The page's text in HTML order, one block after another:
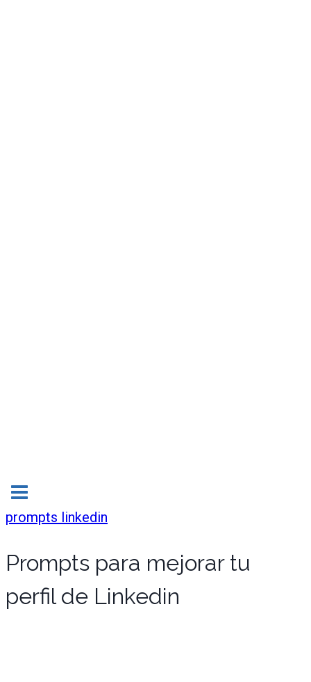
prompts linkedin
Prompts para mejorar tu
perfil de Linkedin